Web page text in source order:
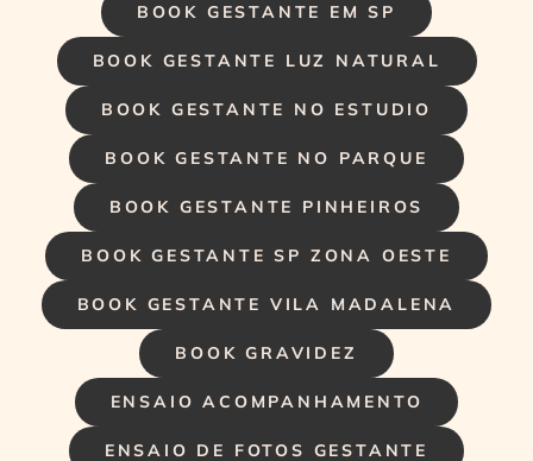
BOOK GESTANTE EM SP
BOOK GESTANTE LUZ NATURAL
BOOK GESTANTE NO ESTUDIO
BOOK GESTANTE NO PARQUE
BOOK GESTANTE PINHEIROS
BOOK GESTANTE SP ZONA OESTE
BOOK GESTANTE VILA MADALENA
BOOK GRAVIDEZ
ENSAIO ACOMPANHAMENTO
ENSAIO DE FOTOS GESTANTE